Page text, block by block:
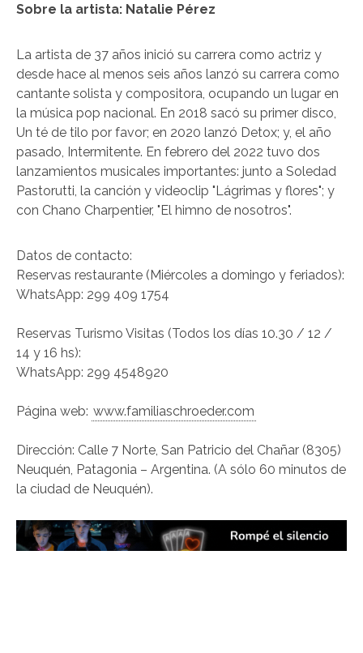
Sobre la artista: Natalie Pérez
La artista de 37 años inició su carrera como actriz y
desde hace al menos seis años lanzó su carrera como
cantante solista y compositora, ocupando un lugar en
la música pop nacional. En 2018 sacó su primer disco,
Un té de tilo por favor; en 2020 lanzó Detox; y, el año
pasado, Intermitente. En febrero del 2022 tuvo dos
lanzamientos musicales importantes: junto a Soledad
Pastorutti, la canción y videoclip "Lágrimas y flores"; y
con Chano Charpentier, "El himno de nosotros".
Datos de contacto:
Reservas restaurante (Miércoles a domingo y feriados):
WhatsApp: 299 409 1754
Reservas Turismo Visitas (Todos los días 10.30 / 12 /
14 y 16 hs):
WhatsApp: 299 4548920
Página web: www.familiaschroeder.com
Dirección: Calle 7 Norte, San Patricio del Chañar (8305)
Neuquén, Patagonia – Argentina. (A sólo 60 minutos de
la ciudad de Neuquén).